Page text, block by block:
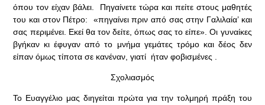
όπου τον είχαν βάλει. Πηγαίνετε τώρα και πείτε στους μαθητές
του και στον Πέτρο: «πηγαίνει πριν από σας στην Γαλιλαία’ και
σας περιμένει. Εκεί θα τον δείτε, όπως σας το είπε». Οι γυναίκες
βγήκαν κι έφυγαν από το μνήμα γεμάτες τρόμο και δέος δεν
είπαν όμως τίποτα σε κανέναν, γιατί ήταν φοβισμένες .
Σχολιασμός
Το Ευαγγέλιο μας διηγείται πρώτα για την τολμηρή πράξη του